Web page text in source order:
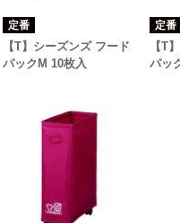
定番
【T】シーズンズ フード
パックM 10枚入
定番
【T
パッ